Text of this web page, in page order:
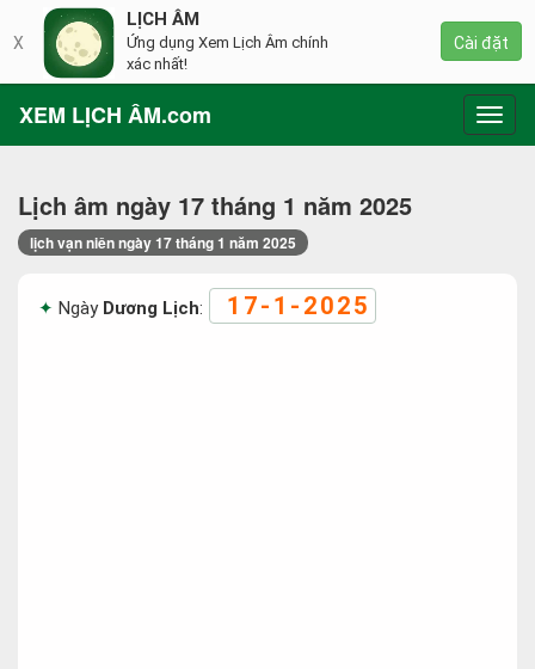
XEM LỊCH ÂM.com
Lịch âm ngày 17 tháng 1 năm 2025
lịch vạn niên ngày 17 tháng 1 năm 2025
Ngày Dương Lịch: 17-1-2025
X
LỊCH ÂM
Ứng dụng Xem Lịch Âm chính
xác nhất!
Cài đặt